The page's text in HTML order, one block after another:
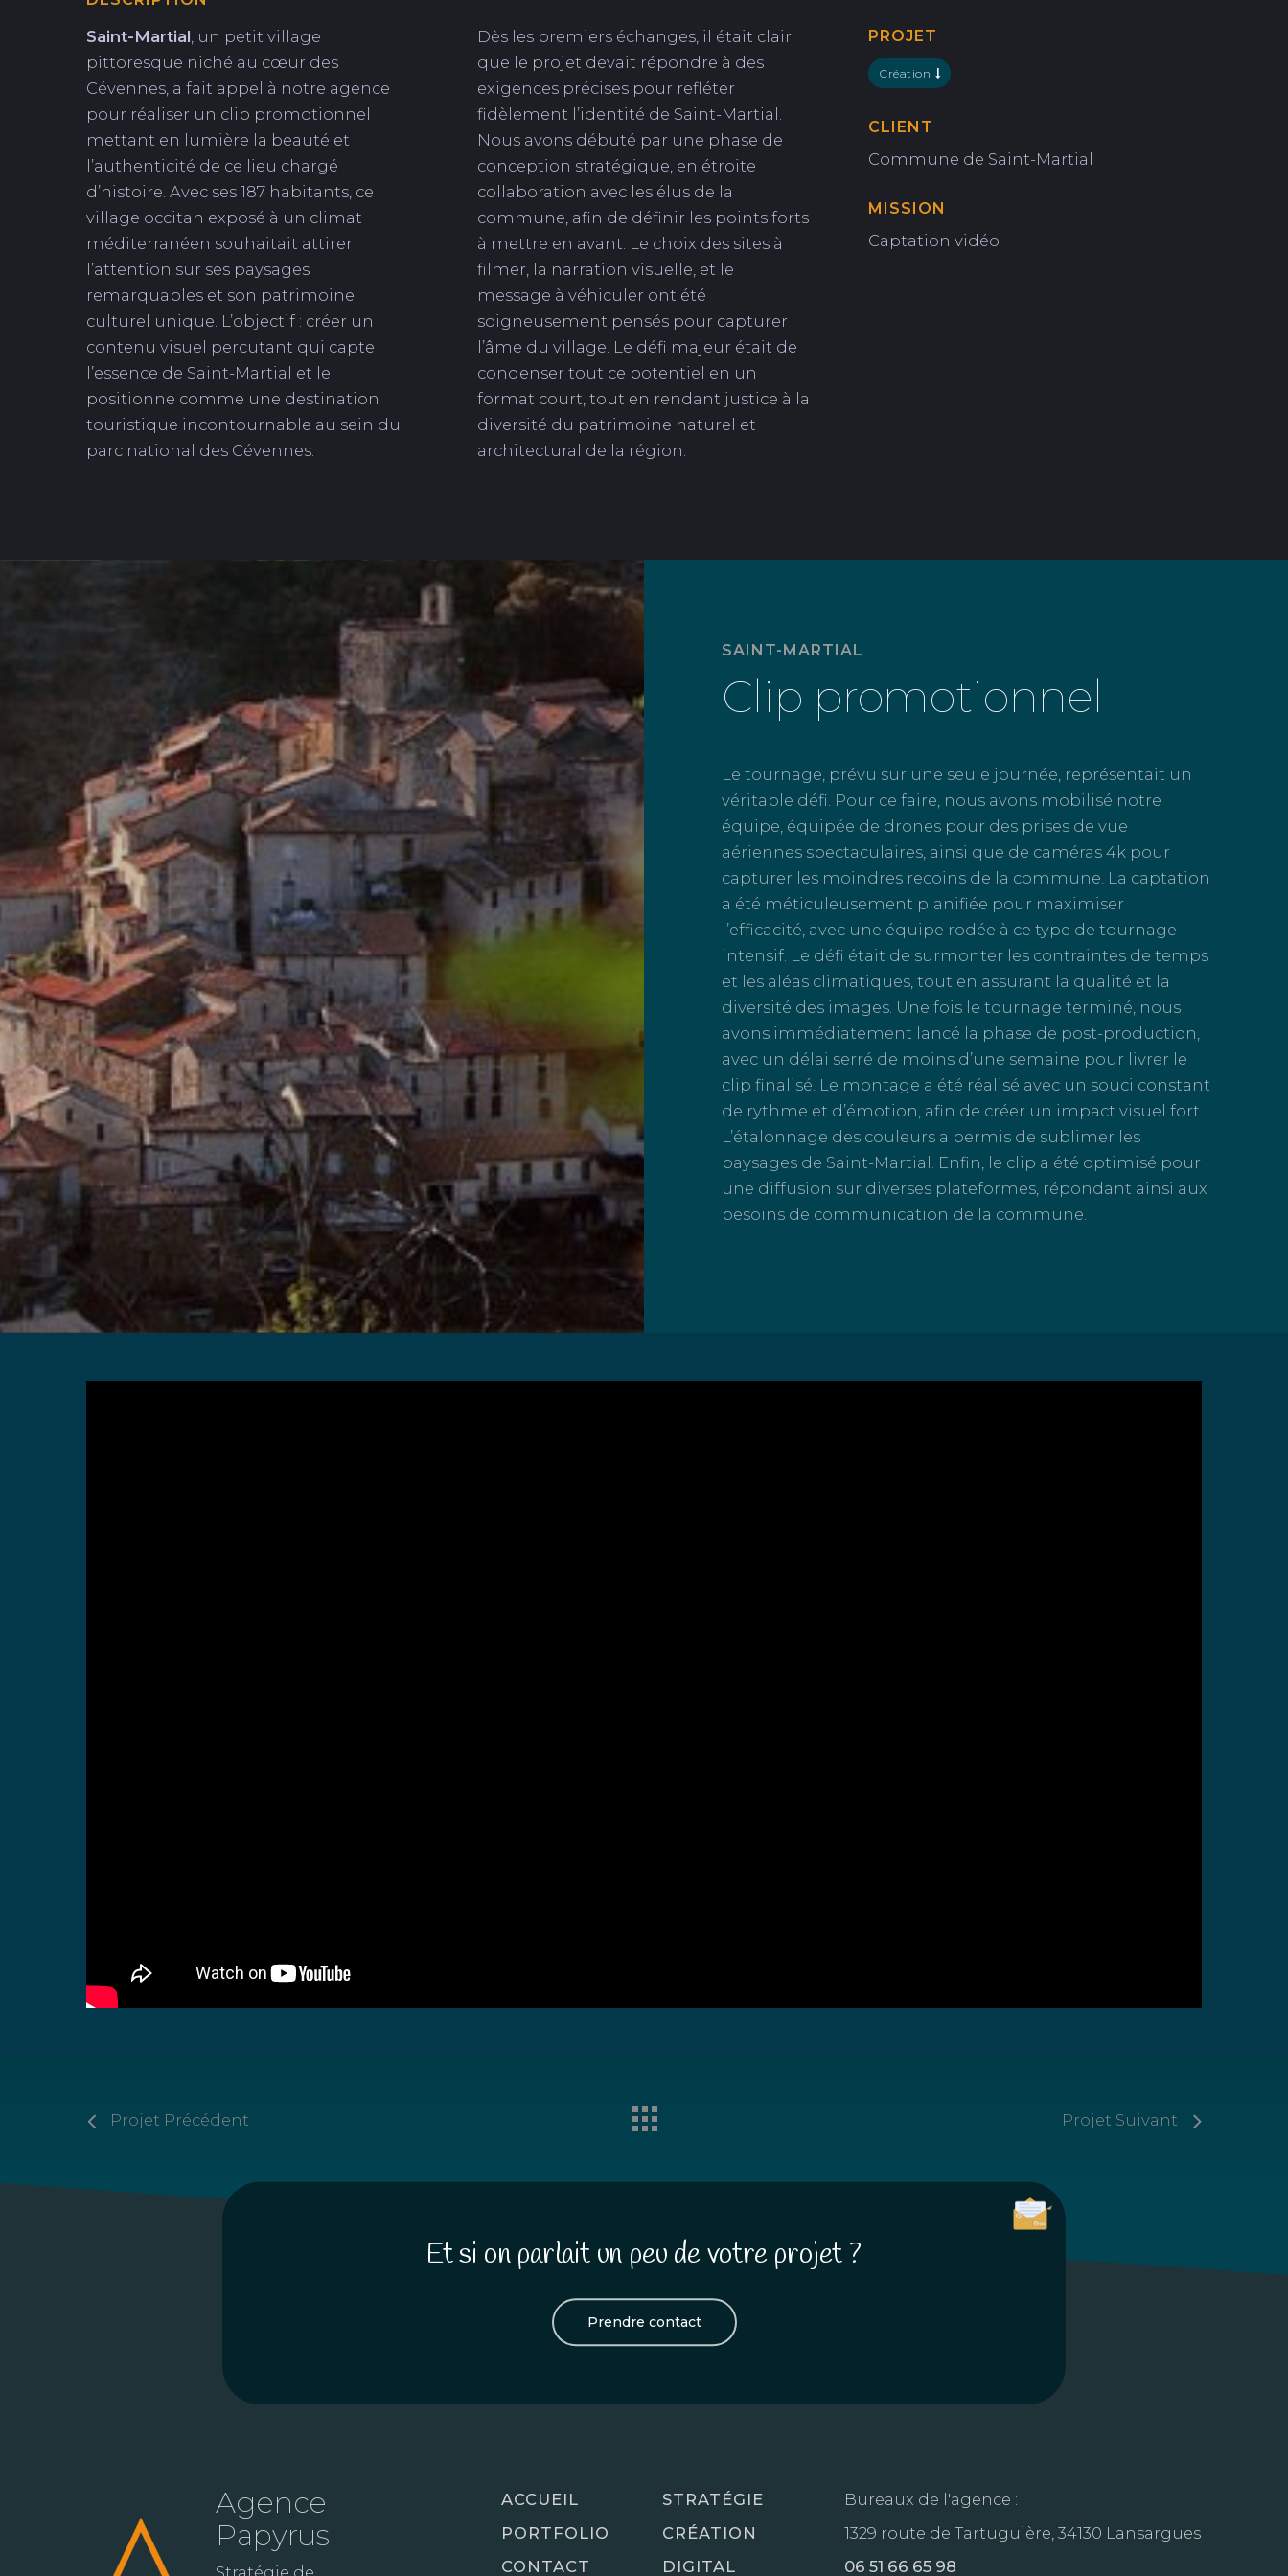
Saint-Martial, un petit village
pittoresque niché au cœur des
Cévennes, a fait appel à notre agence
pour réaliser un clip promotionnel
mettant en lumière la beauté et
l’authenticité de ce lieu chargé
d’histoire. Avec ses 187 habitants, ce
village occitan exposé à un climat
méditerranéen souhaitait attirer
l’attention sur ses paysages
remarquables et son patrimoine
culturel unique. L’objectif : créer un
contenu visuel percutant qui capte
l’essence de Saint-Martial et le
positionne comme une destination
touristique incontournable au sein du
parc national des Cévennes.
Dès les premiers échanges, il était clair
que le projet devait répondre à des
exigences précises pour refléter
fidèlement l’identité de Saint-Martial.
Nous avons débuté par une phase de
conception stratégique, en étroite
collaboration avec les élus de la
commune, afin de définir les points forts
à mettre en avant. Le choix des sites à
filmer, la narration visuelle, et le
message à véhiculer ont été
soigneusement pensés pour capturer
l’âme du village. Le défi majeur était de
condenser tout ce potentiel en un
format court, tout en rendant justice à la
diversité du patrimoine naturel et
architectural de la région.
PROJET
Création
CLIENT
Commune de Saint-Martial
MISSION
Captation vidéo
SAINT-MARTIAL
Clip promotionnel
Le tournage, prévu sur une seule journée, représentait un
véritable défi. Pour ce faire, nous avons mobilisé notre
équipe, équipée de drones pour des prises de vue
aériennes spectaculaires, ainsi que de caméras 4k pour
capturer les moindres recoins de la commune. La captation
a été méticuleusement planifiée pour maximiser
l’efficacité, avec une équipe rodée à ce type de tournage
intensif. Le défi était de surmonter les contraintes de temps
et les aléas climatiques, tout en assurant la qualité et la
diversité des images. Une fois le tournage terminé, nous
avons immédiatement lancé la phase de post-production,
avec un délai serré de moins d’une semaine pour livrer le
clip finalisé. Le montage a été réalisé avec un souci constant
de rythme et d’émotion, afin de créer un impact visuel fort.
L’étalonnage des couleurs a permis de sublimer les
paysages de Saint-Martial. Enfin, le clip a été optimisé pour
une diffusion sur diverses plateformes, répondant ainsi aux
besoins de communication de la commune.
Projet Précédent Projet Suivant
Et si on parlait un peu de votre projet ?
Prendre contact
Agence
Papyrus
Stratégie de
ACCUEIL
PORTFOLIO
CONTACT
STRATÉGIE
CRÉATION
DIGITAL
Bureaux de l'agence :
1329 route de Tartuguière, 34130 Lansargues
06 51 66 65 98